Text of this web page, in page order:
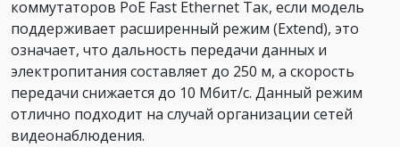
коммутаторов PoE Fast Ethernet Так, если модель
поддерживает расширенный режим (Extend), это
означает, что дальность передачи данных и
электропитания составляет до 250 м, а скорость
передачи снижается до 10 Мбит/с. Данный режим
отлично подходит на случай организации сетей
видеонаблюдения.